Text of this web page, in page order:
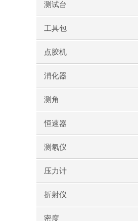
测试台
工具包
点胶机
消化器
测角
恒速器
测氡仪
压力计
折射仪
密度